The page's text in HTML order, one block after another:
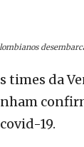
times da
19.